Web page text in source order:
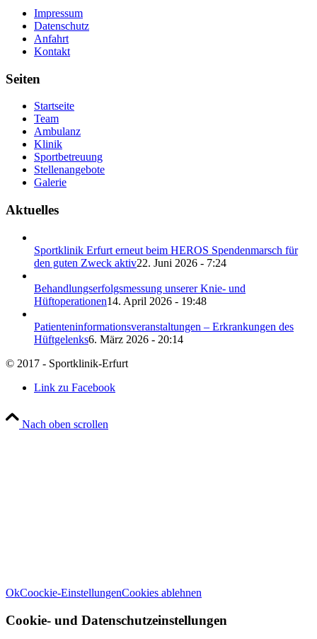
Impressum
Datenschutz
Anfahrt
Kontakt
Seiten
Startseite
Team
Ambulanz
Klinik
Sportbetreuung
Stellenangebote
Galerie
Aktuelles
Sportklinik Erfurt erneut beim HEROS Spendenmarsch für
den guten Zweck aktiv22. Juni 2026 - 7:24
Behandlungserfolgsmessung unserer Knie- und
Hüftoperationen14. April 2026 - 19:48
Patienteninformationsveranstaltungen – Erkrankungen des
Hüftgelenks6. März 2026 - 20:14
© 2017 - Sportklinik-Erfurt
Link zu Facebook
Nach oben scrollen
OkCoockie-EinstellungenCookies ablehnen
Cookie- und Datenschutzeinstellungen